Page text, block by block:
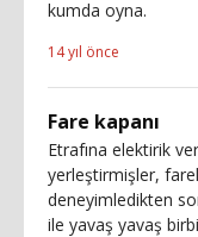
kumda oyna.
14 yıl önce
Fare kapanı
Etrafına elektirik
yerleştirmişler,
deneyimledikten
ile yavaş yavaş